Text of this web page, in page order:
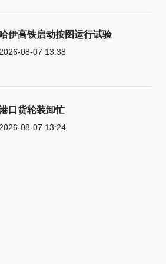
哈伊高铁启动按图运行试验
2026-08-07 13:38
口货轮装卸忙
2026-08-07 13:24